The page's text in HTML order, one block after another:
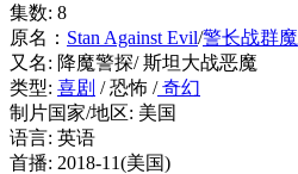
集数: 8
原名： Stan Against Evil/警长战群魔
又名: 降魔警探/ 斯坦大战恶魔
类型: 喜剧 / 恐怖 /奇幻
制片国家/地区: 美国
语言: 英语
首播: 2018-11(美国)